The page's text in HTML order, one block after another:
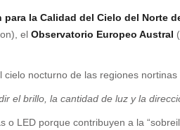
la Calidad del Cielo del Norte
el Observatorio Europeo Austral
nocturno de las regiones
el brillo, la cantidad de luz y la
LED porque contribuyen a la